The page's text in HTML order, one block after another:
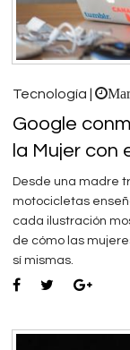
Tecnología |
Google
la Mujer con
Desde una madre
motocicletas
cada ilustración
de cómo las
sí mismas.